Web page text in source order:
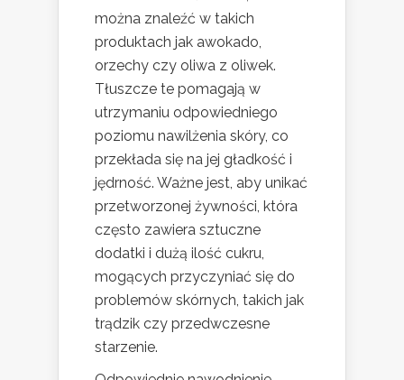
można znaleźć w takich
produktach jak awokado,
orzechy czy oliwa z oliwek.
Tłuszcze te pomagają w
utrzymaniu odpowiedniego
poziomu nawilżenia skóry, co
przekłada się na jej gładkość i
jędrność. Ważne jest, aby unikać
przetworzonej żywności, która
często zawiera sztuczne
dodatki i dużą ilość cukru,
mogących przyczyniać się do
problemów skórnych, takich jak
trądzik czy przedwczesne
starzenie.